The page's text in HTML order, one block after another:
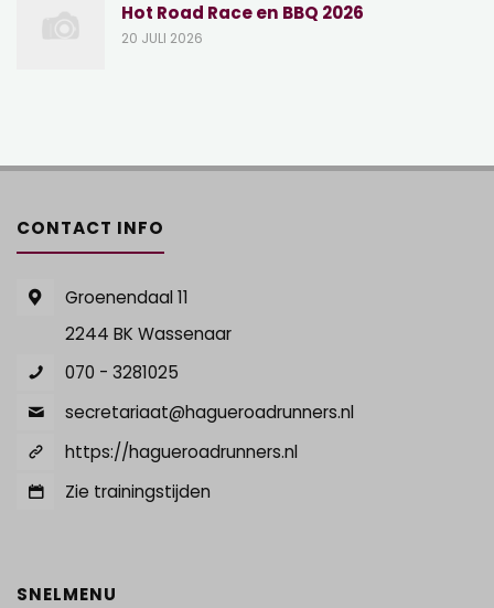
Hot Road Race en BBQ 2026
20 JULI 2026
CONTACT INFO
Groenendaal 11
2244 BK Wassenaar
070 - 3281025
secretariaat@hagueroadrunners.nl
https://hagueroadrunners.nl
Zie trainingstijden
SNELMENU